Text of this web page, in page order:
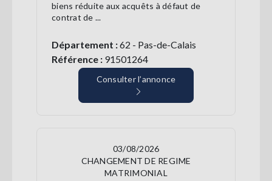
biens réduite aux acquêts à défaut de
contrat de ...
Département :62 - Pas-de-Calais
Référence : 91501264
Consulter l’annonce
03/08/2026
CHANGEMENT DE REGIME
MATRIMONIAL